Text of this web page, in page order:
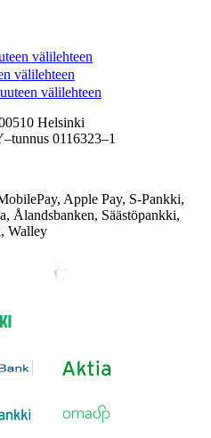
välilehteen
välilehteen
välilehteen
Helsinki
0116323–1
Apple Pay, S-Pankki,
Ålandsbanken, Säästöpankki,
Walley